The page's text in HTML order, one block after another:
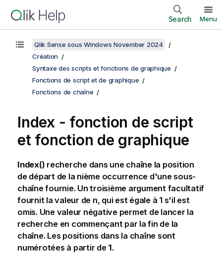
Search Menu
Qlik Sense sous Windows November 2024
Création
Syntaxe des scripts et fonctions de graphique
Fonctions de script et de graphique
Fonctions de chaîne
Index - fonction de script
et fonction de graphique
Index() recherche dans une chaîne la position
de départ de la nième occurrence d'une sous-
chaîne fournie. Un troisième argument facultatif
fournit la valeur de n, qui est égale à 1 s'il est
omis. Une valeur négative permet de lancer la
recherche en commençant par la fin de la
chaîne. Les positions dans la chaîne sont
numérotées à partir de 1.